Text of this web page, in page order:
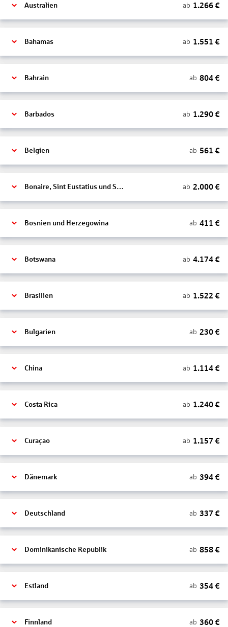
Australien ab 1.266€
Bahamas ab 1.551 €
Bahrain ab 804€
Barbados ab 1.290€
Belgien ab 561 €
Bonaire, Sint Eustatius und Saba ab 2.000€
Bosnien und Herzegowina ab 411 €
Botswana ab 4.174€
Brasilien ab 1.522 €
Bulgarien ab 230€
China ab 1.114€
Costa Rica ab 1.240€
Curaçao ab 1.157 €
Dänemark ab 394€
Deutschland ab 337 €
Dominikanische Republik ab 858€
Estland ab 354€
Finnland ab 360€